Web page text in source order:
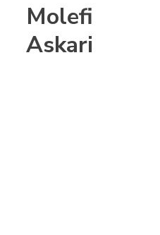
Molefi
Askari